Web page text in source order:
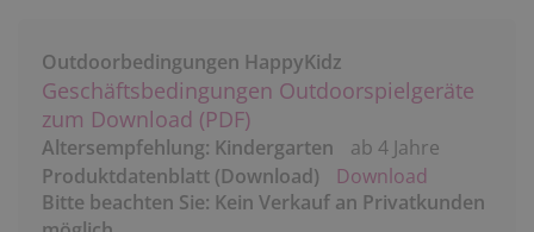
Outdoorbedingungen HappyKidz
Geschäftsbedingungen Outdoorspielgeräte
zum Download (PDF)
Altersempfehlung: Kindergarten
ab 4 Jahre
Produktdatenblatt (Download)
Download
Bitte beachten Sie: Kein Verkauf an Privatkunden